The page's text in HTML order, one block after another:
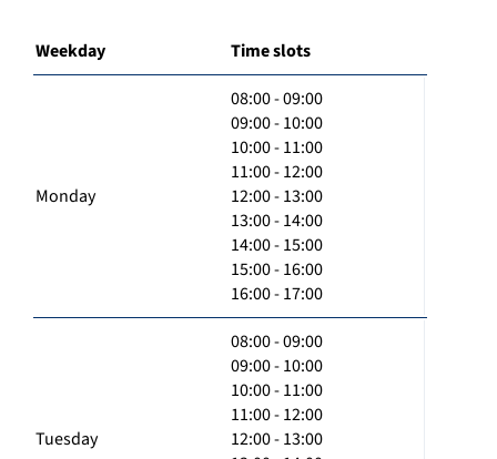
Weekday Time slots
Monday
08:00 - 09:00
09:00 - 10:00
10:00 - 11:00
11:00 - 12:00
12:00 - 13:00
13:00 - 14:00
14:00 - 15:00
15:00 - 16:00
16:00 - 17:00
Tuesday
08:00 - 09:00
09:00 - 10:00
10:00 - 11:00
11:00 - 12:00
12:00 - 13:00